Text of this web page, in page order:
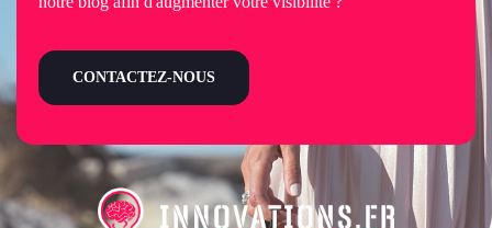
CONTACTEZ-NOUS